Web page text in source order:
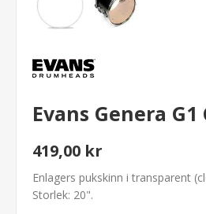
Evans Genera
419,00 kr
Enlagers pukskinn i transparent
Storlek: 20".